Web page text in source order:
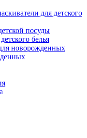
для детского
посуды
белья
новорожденных